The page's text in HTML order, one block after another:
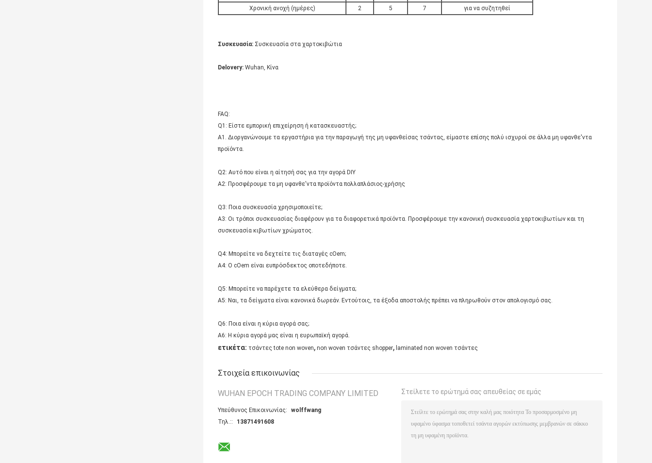
Χρονική ανοχή (ημέρες)
2 5 7 για να συζητηθεί
Συσκευασία: Συσκευασία στα χαρτοκιβώτια
Delovery: Wuhan, Κίνα
FAQ:
Q1: Είστε εμπορική επιχείρηση ή κατασκευαστής;
Α1. Διοργανώνουμε τα εργαστήρια για την παραγωγή της μη υφανθείσας τσάντας, είμαστε επίσης πολύ ισχυροί σε άλλα μη υφανθε'ντα
προϊόντα.
Q2: Αυτό που είναι η αίτησή σας για την αγορά DIY
A2: Προσφέρουμε τα μη υφανθε'ντα προϊόντα πολλαπλάσιος-χρήσης
Q3: Ποια συσκευασία χρησιμοποιείτε;
A3: Οι τρόποι συσκευασίας διαφέρουν για τα διαφορετικά προϊόντα. Προσφέρουμε την κανονική συσκευασία χαρτοκιβωτίων και τη
συσκευασία κιβωτίων χρώματος.
Q4: Μπορείτε να δεχτείτε τις διαταγές cOem;
A4: Ο cOem είναι ευπρόσδεκτος οποτεδήποτε.
Q5: Μπορείτε να παρέχετε τα ελεύθερα δείγματα;
A5: Ναι, τα δείγματα είναι κανονικά δωρεάν. Εντούτοις, τα έξοδα αποστολής πρέπει να πληρωθούν στον απολογισμό σας.
Q6: Ποια είναι η κύρια αγορά σας;
A6: Η κύρια αγορά μας είναι η ευρωπαϊκή αγορά.
ετικέτα: τσάντες tote non woven, non woven τσάντες shopper, laminated non woven τσάντες
Στοιχεία επικοινωνίας
WUHAN EPOCH TRADING COMPANY LIMITED
Υπεύθυνος Επικοινωνίας:
wolffwang
Τηλ.::
13871491608
Στείλετε το ερώτημά σας απευθείας σε εμάς